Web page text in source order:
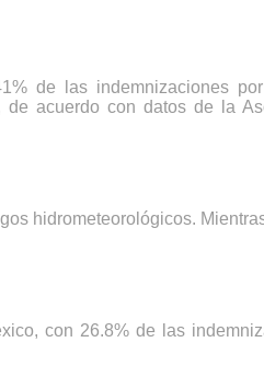
de las indemnizaciones
de acuerdo con datos de la
hidrometeorológicos.
con 26.8% de las